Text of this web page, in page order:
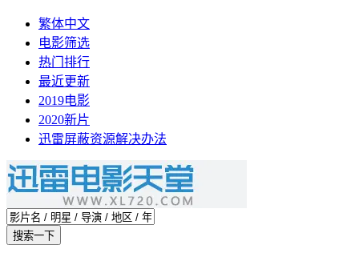
繁体中文
电影筛选
热门排行
最近更新
2019电影
2020新片
迅雷屏蔽资源解决办法